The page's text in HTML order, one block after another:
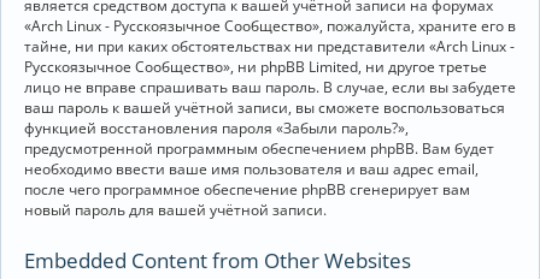
является средством доступа к вашей учётной записи на форумах
«Arch Linux - Русскоязычное Сообщество», пожалуйста, храните его в
тайне, ни при каких обстоятельствах ни представители «Arch Linux -
Русскоязычное Сообщество», ни phpBB Limited, ни другое третье
лицо не вправе спрашивать ваш пароль. В случае, если вы забудете
ваш пароль к вашей учётной записи, вы сможете воспользоваться
функцией восстановления пароля «Забыли пароль?»,
предусмотренной программным обеспечением phpBB. Вам будет
необходимо ввести ваше имя пользователя и ваш адрес email,
после чего программное обеспечение phpBB сгенерирует вам
новый пароль для вашей учётной записи.
Embedded Content from Other Websites